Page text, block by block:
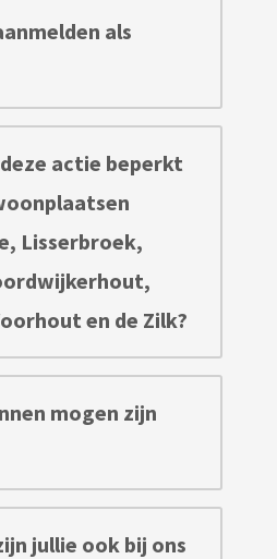
als
actie beperkt
Lisserbroek,
en de Zilk?
mogen zijn
jullie ook bij ons